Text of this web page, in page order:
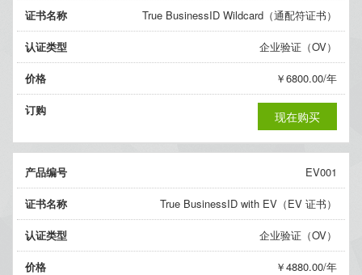
证书名称 True BusinessID Wildcard（通配符证书）
认证类型 企业验证（OV）
价格 ￥6800.00/年
订购 现在购买
产品编号 EV001
证书名称 True BusinessID with EV（EV 证书）
认证类型 企业验证（OV）
价格 ￥4880.00/年